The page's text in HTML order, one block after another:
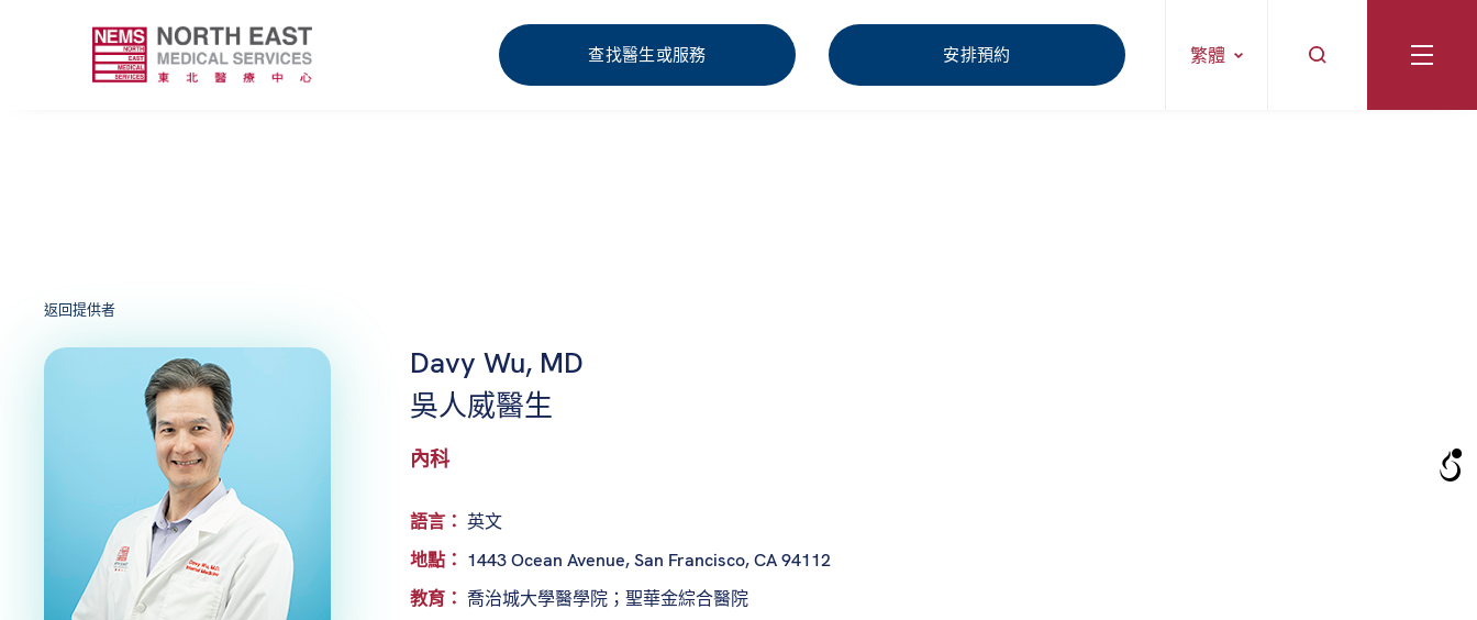
查找醫生或服務 安排預約 繁體
返回提供者
Davy Wu, MD
吳人威醫生
內科
語言： 英文
地點： 1443 Ocean Avenue, San Francisco, CA 94112
教育： 喬治城大學醫學院；聖華金綜合醫院